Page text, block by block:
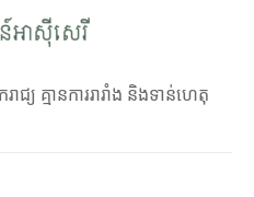
យ គ្មានការរារាំង និងទាន់ហេតុ